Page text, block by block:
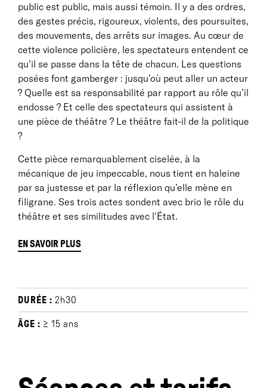
public est public, mais aussi témoin. Il y a des ordres,
des gestes précis, rigoureux, violents, des poursuites,
des mouvements, des arrêts sur images. Au cœur de
cette violence policière, les spectateurs entendent ce
qu’il se passe dans la tête de chacun. Les questions
posées font gamberger : jusqu’où peut aller un acteur
? Quelle est sa responsabilité par rapport au rôle qu’il
endosse ? Et celle des spectateurs qui assistent à
une pièce de théâtre ? Le théâtre fait-il de la politique
?
Cette pièce remarquablement ciselée, à la
mécanique de jeu impeccable, nous tient en haleine
par sa justesse et par la réflexion qu’elle mène en
filigrane. Ses trois actes sondent avec brio le rôle du
théâtre et ses similitudes avec l'État.
EN SAVOIR PLUS
BIOGRAPHIES
Nathalie Garraud (metteure en scène)
contemporaines où se croisent de jeunes auteurs,
DURÉE : 2h30
ÂGE : ≥ 15 ans